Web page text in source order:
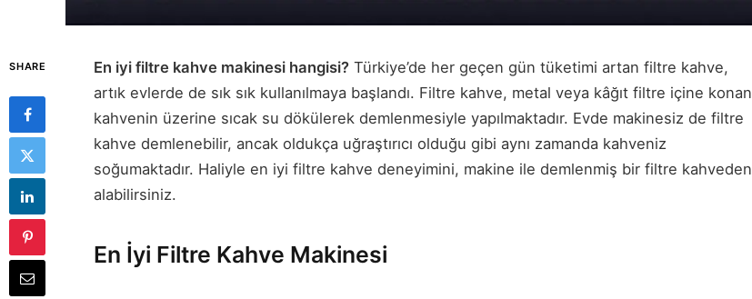
SHARE En iyi filtre kahve makinesi hangisi? Türkiye’de her geçen gün tüketimi artan filtre kahve,
artık evlerde de sık sık kullanılmaya başlandı. Filtre kahve, metal veya kâğıt filtre içine konan
kahvenin üzerine sıcak su dökülerek demlenmesiyle yapılmaktadır. Evde makinesiz de filtre
kahve demlenebilir, ancak oldukça uğraştırıcı olduğu gibi aynı zamanda kahveniz
soğumaktadır. Haliyle en iyi filtre kahve deneyimini, makine ile demlenmiş bir filtre kahveden
alabilirsiniz.
En İyi Filtre Kahve Makinesi